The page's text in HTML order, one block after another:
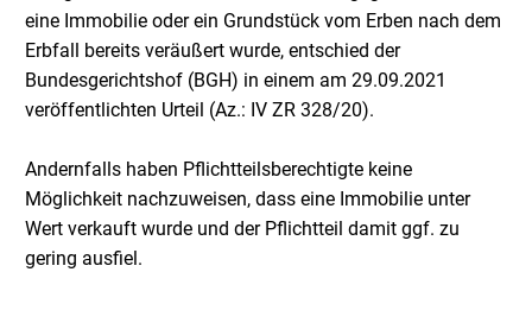
eine Immobilie oder ein Grundstück vom Erben nach dem
Erbfall bereits veräußert wurde, entschied der
Bundesgerichtshof (BGH) in einem am 29.09.2021
veröffentlichten Urteil (Az.: IV ZR 328/20).
Andernfalls haben Pflichtteilsberechtigte keine
Möglichkeit nachzuweisen, dass eine Immobilie unter
Wert verkauft wurde und der Pflichtteil damit ggf. zu
gering ausfiel.